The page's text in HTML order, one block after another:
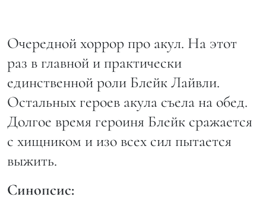
Очередной хоррор про акул. На этот
раз в главной и практически
единственной роли Блейк Лайвли.
Остальных героев акула съела на обед.
Долгое время героиня Блейк сражается
с хищником и изо всех сил пытается
выжить.
Синопсис: